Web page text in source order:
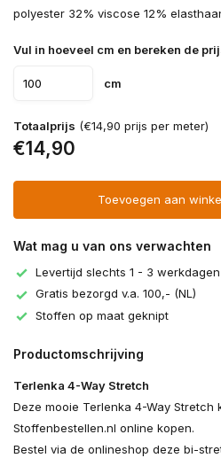
polyester 32% viscose 12%
Vul in hoeveel cm en bereken de
cm
Totaalprijs (€14,90 prijs per meter)
€14,90
Toevoegen aan
Wat mag u van ons verwachten
Levertijd slechts 1 - 3 werkdagen
Gratis bezorgd v.a. 100,- (NL)
Stoffen op maat geknipt
Productomschrijving
Terlenka 4-Way Stretch
Deze mooie Terlenka 4-Way Stretch
Stoffenbestellen.nl online kopen.
Bestel via de onlineshop deze bi-